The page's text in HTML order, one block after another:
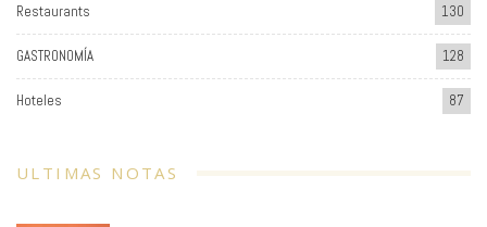
Restaurants 130
GASTRONOMÍA 128
Hoteles 87
ULTIMAS NOTAS